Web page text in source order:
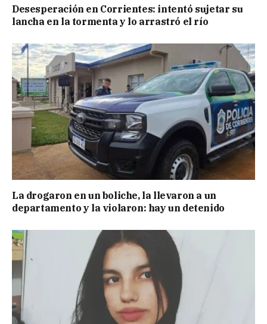
Desesperación en Corrientes: intentó sujetar su
lancha en la tormenta y lo arrastró el río
La drogaron en un boliche, la llevaron a un
departamento y la violaron: hay un detenido